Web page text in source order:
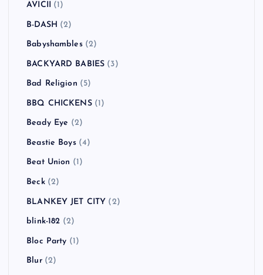
AVICII (1)
B-DASH (2)
Babyshambles(2)
BACKYARD BABIES (3)
Bad Religion (5)
BBQ CHICKENS(1)
Beady Eye (2)
Beastie Boys(4)
Beat Union (1)
Beck(2)
BLANKEY JET CITY (2)
blink-182 (2)
Bloc Party (1)
Blur(2)